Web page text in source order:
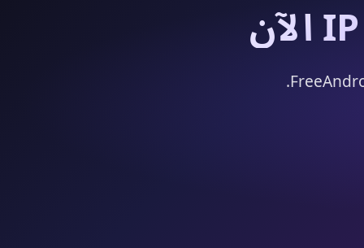
انضم إلى أكثر من 10,000 مستخدم يتصفحون بشكل مجهول مع FreeAndroidVPN.